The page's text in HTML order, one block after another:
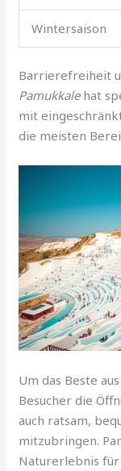
Wintersaison
Barrierefreiheit
Pamukkalehat
mit
die meisten
Um das Beste
Besucher die
auch ratsam,
mitzubringen.
Naturerlebnis für